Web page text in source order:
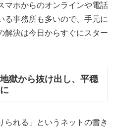
マホからのオンラインや電話
る事務所も多いので、手元に
解決は今日からすぐにスター
獄から抜け出し、平穏
られる」というネットの書き